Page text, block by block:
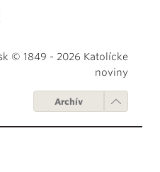
© 1849 - 2026 Katolícke
noviny
Archív